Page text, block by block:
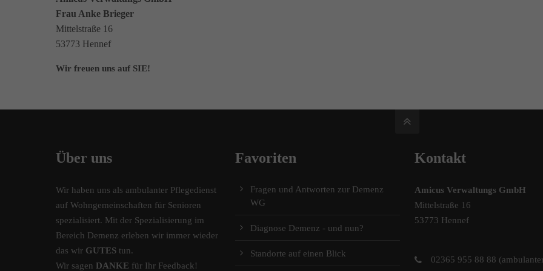
Frau Anke Brieger
Mittelstraße 16
53773 Hennef
Wir freuen uns auf SIE!
Über uns
Wir haben uns als ambulanter Pflegedienst
auf Wohngemeinschaften für Senioren
spezialisiert. Mit der Spezialisierung im
Bereich Demenz erleben wir immer wieder
das wir GUTES tun.
Wir sagen DANKE für Ihr Feedback!
Favoriten
Fragen und Antworten zur Demenz
WG
Diagnose Demenz - und nun?
Standorte auf einen Blick
Kontakt
Amicus Verwaltungs GmbH
Mittelstraße 16
53773 Hennef
02365 955 88 88